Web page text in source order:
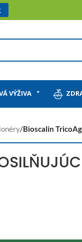
VÝŽIVA
/Bioscalin